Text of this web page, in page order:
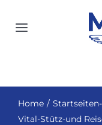
Inhalt
Toggle
AKTUELLES
SHOP
Home
Vital-Stütz-und